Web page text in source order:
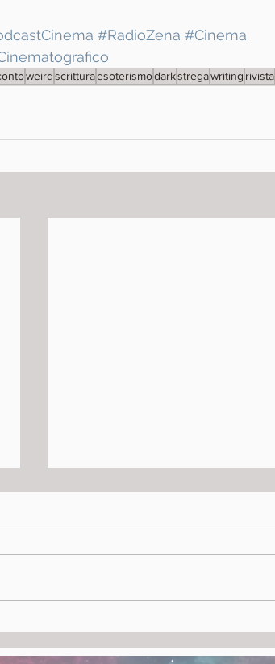
#RadioZena #Cinema
weirdscritturaesoterismodarkstregawriting rivista
Il Secolo XIX e Mentelocale
vi invitano alla